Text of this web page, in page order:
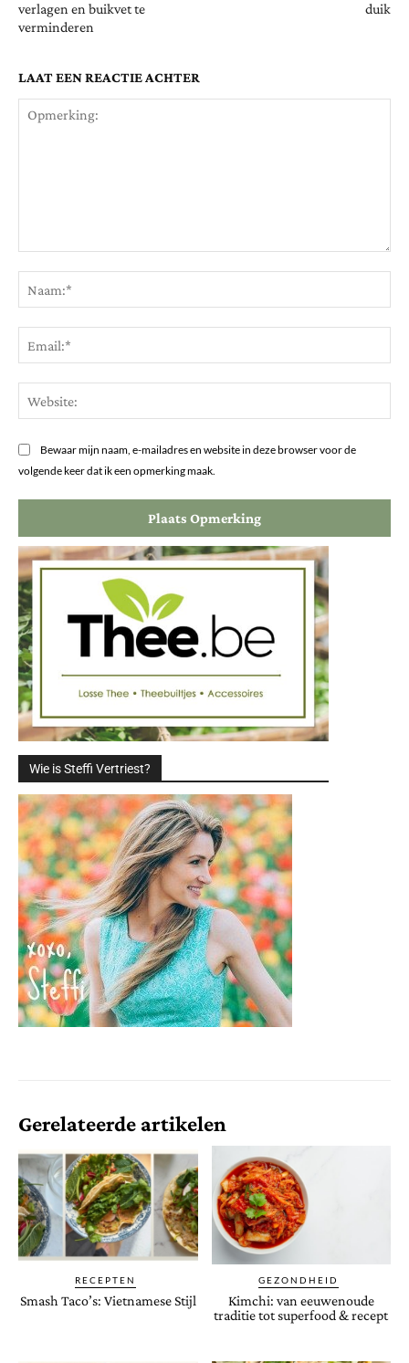
verlagen en buikvet te
verminderen
duik
LAAT EEN REACTIE ACHTER
Bewaar mijn naam, e-mailadres en website in deze browser voor de
volgende keer dat ik een opmerking maak.
Wie is Steffi Vertriest?
Gerelateerde artikelen
RECEPTEN
Smash Taco’s: Vietnamese Stijl
GEZONDHEID
Kimchi: van eeuwenoude
traditie tot superfood & recept